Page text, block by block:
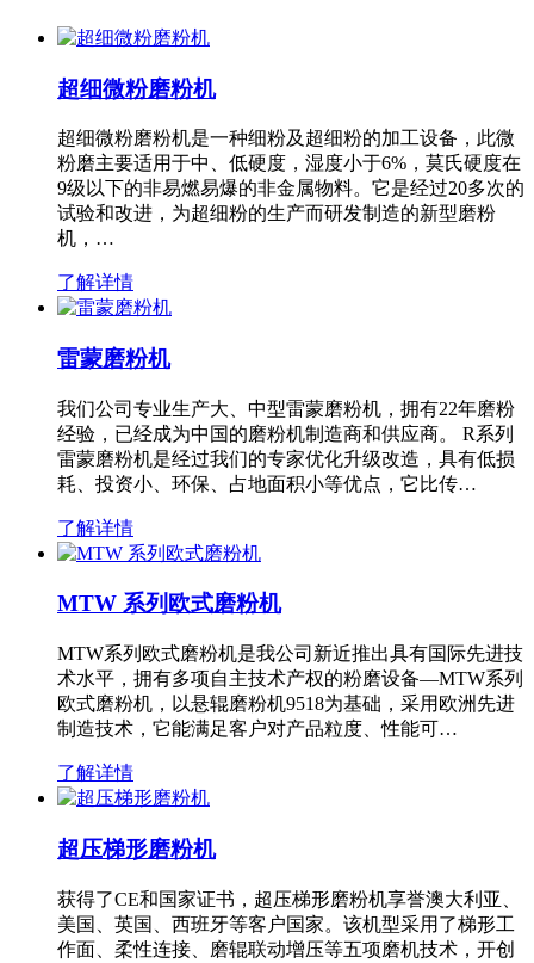
超细微粉磨粉机
超细微粉磨粉机是一种细粉及超细粉的加工设备，此微
粉磨主要适用于中、低硬度，湿度小于6%，莫氏硬度在
9级以下的非易燃易爆的非金属物料。它是经过20多次的
试验和改进，为超细粉的生产而研发制造的新型磨粉
机，…
了解详情
雷蒙磨粉机
我们公司专业生产大、中型雷蒙磨粉机，拥有22年磨粉
经验，已经成为中国的磨粉机制造商和供应商。 R系列
雷蒙磨粉机是经过我们的专家优化升级改造，具有低损
耗、投资小、环保、占地面积小等优点，它比传…
了解详情
MTW 系列欧式磨粉机
MTW系列欧式磨粉机是我公司新近推出具有国际先进技
术水平，拥有多项自主技术产权的粉磨设备—MTW系列
欧式磨粉机，以悬辊磨粉机9518为基础，采用欧洲先进
制造技术，它能满足客户对产品粒度、性能可…
了解详情
超压梯形磨粉机
获得了CE和国家证书，超压梯形磨粉机享誉澳大利亚、
美国、英国、西班牙等客户国家。该机型采用了梯形工
作面、柔性连接、磨辊联动增压等五项磨机技术，开创